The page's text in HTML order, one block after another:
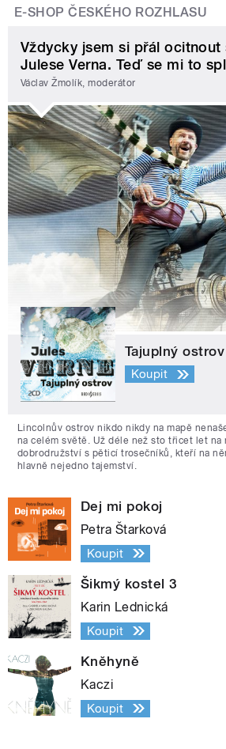
E-SHOP ČESKÉHO ROZHLASU
Vždycky jsem si přál ocitnout
Julese Verna. Teď se mi to
Václav Žmolík, moderátor
Tajuplný ostrov
Koupit
Lincolnův ostrov nikdo nikdy na mapě
na celém světě. Už déle než sto třicet let na
dobrodružství s pěticí trosečníků, kteří na
hlavně nejedno tajemství.
Dej mi pokoj
Petra Štarková
Koupit
Šikmý kostel 3
Karin Lednická
Koupit
Kněhyně
Kaczi
Koupit